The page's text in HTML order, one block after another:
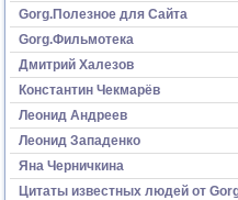
Gorg.Полезное для Сайта
Gorg.Фильмотека
Дмитрий Халезов
Константин Чекмарёв
Леонид Андреев
Леонид Западенко
Яна Черничкина
Цитаты известных людей от